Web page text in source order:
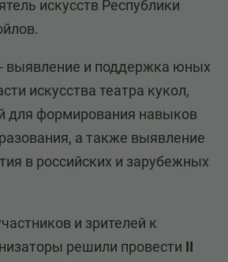
искусств Республики
- выявление и поддержка юных
искусства театра кукол,
для формирования навыков
а также выявление
в российских и зарубежных
и зрителей к
решили провести II